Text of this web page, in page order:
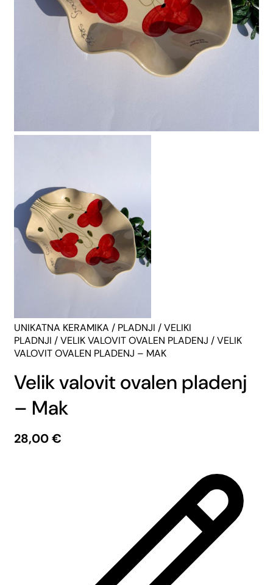
UNIKATNA KERAMIKA / PLADNJI /VELIKI
PLADNJI /VELIK VALOVIT OVALEN PLADENJ / VELIK
VALOVIT OVALEN PLADENJ – MAK
Velik valovit ovalen pladenj
– Mak
28,00€